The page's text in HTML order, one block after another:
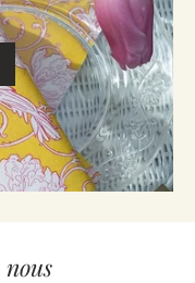
nous